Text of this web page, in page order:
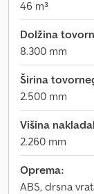
46 m³
Dolžina
8.300 mm
Širina
2.500 mm
Višina
2.260 mm
Oprema:
ABS, drsna